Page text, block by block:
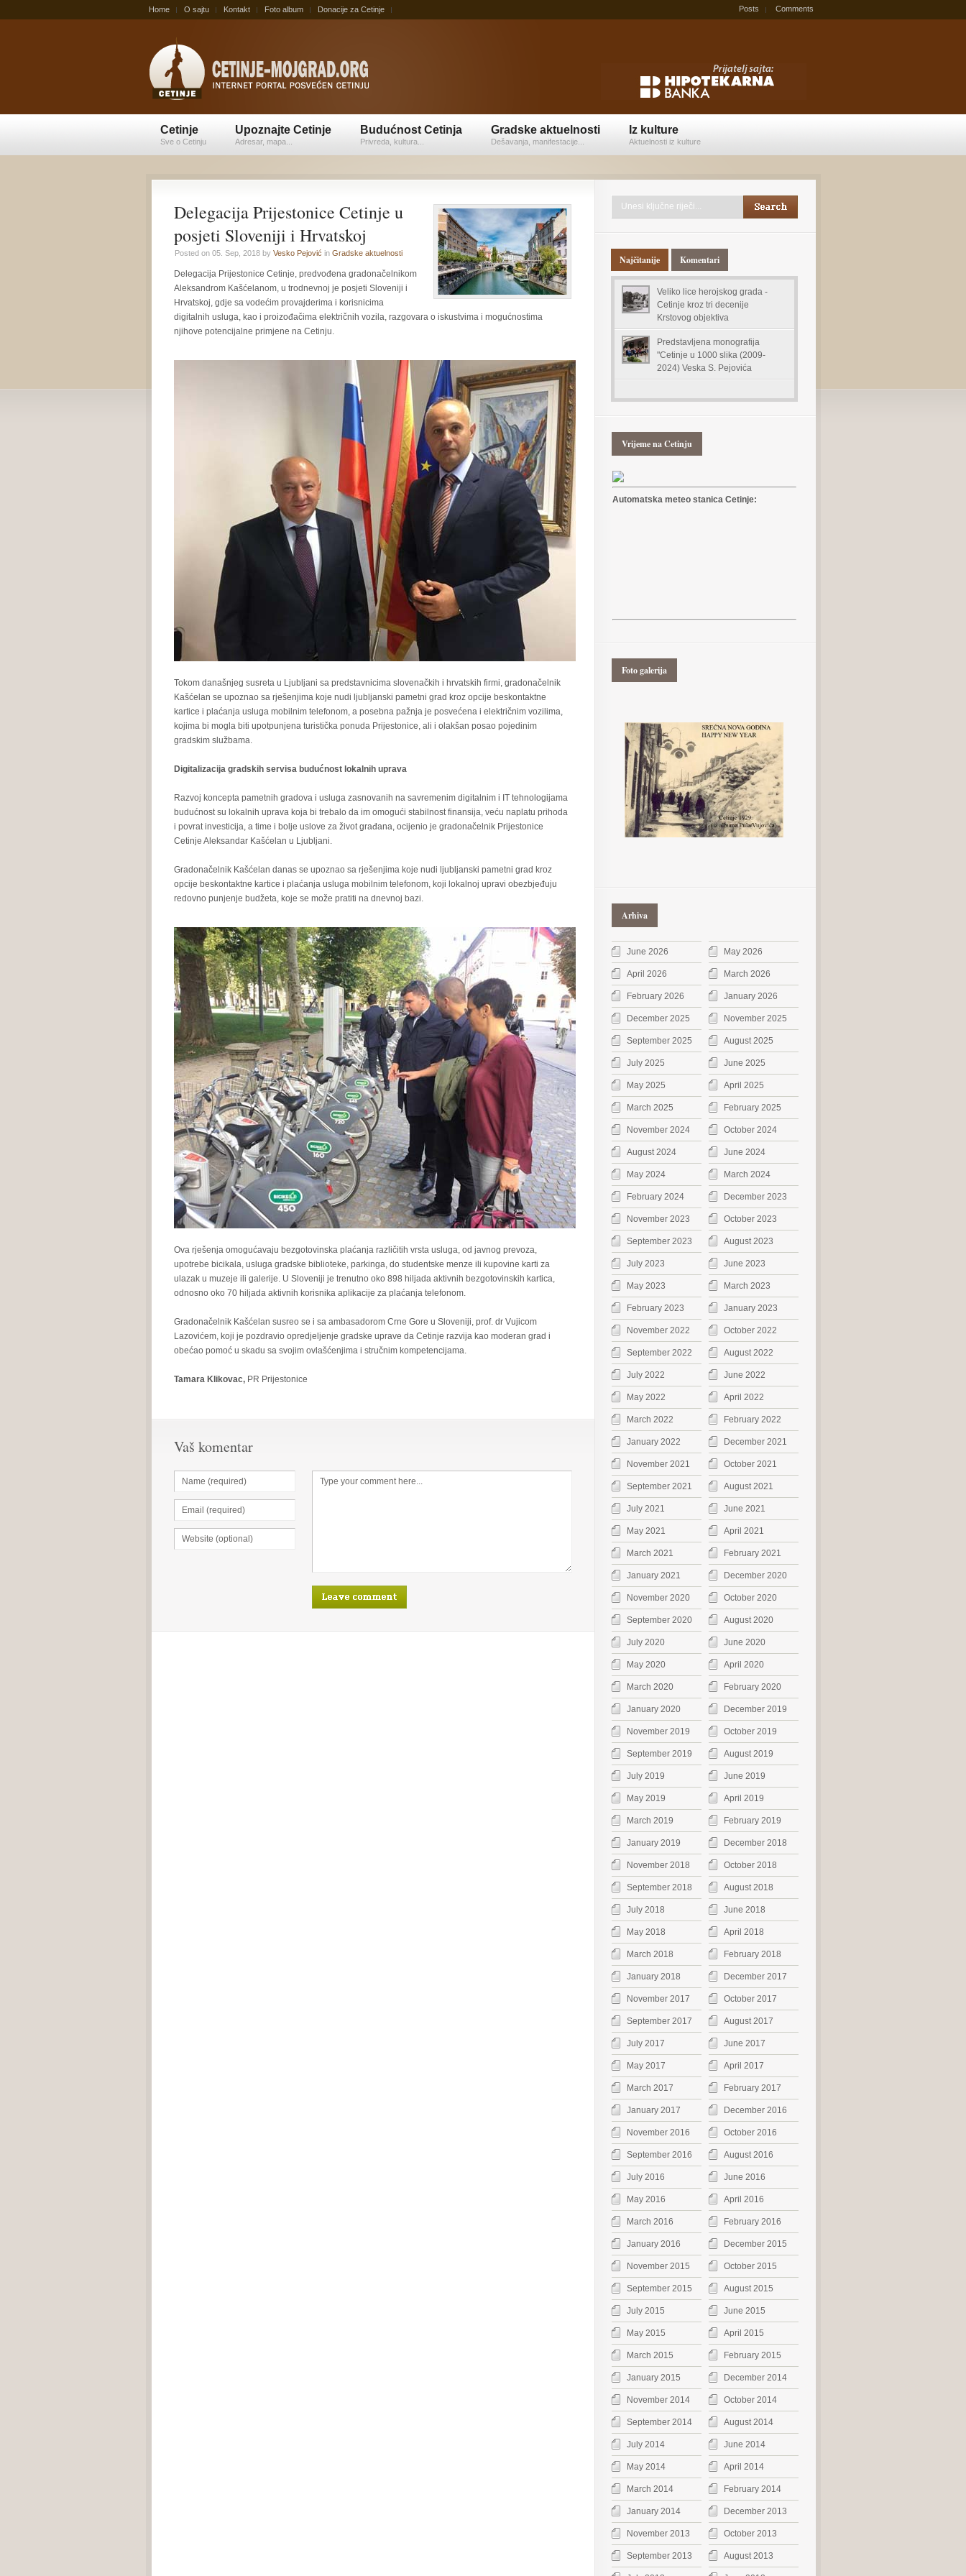
Home O sajtu Kontakt Foto album Donacije za Cetinje Posts Comments
Cetinje
Sve o Cetinju
Upoznajte Cetinje
Adresar, mapa...
Budućnost Cetinja
Privreda, kultura...
Gradske aktuelnosti
Dešavanja, manifestacije...
Iz kulture
Aktuelnosti iz kulture
Delegacija Prijestonice Cetinje u
posjeti Sloveniji i Hrvatskoj
Posted on 05. Sep, 2018 by Vesko Pejović in Gradske aktuelnosti
Delegacija Prijestonice Cetinje, predvođena gradonačelnikom
Aleksandrom Kašćelanom, u trodnevnoj je posjeti Sloveniji i
Hrvatskoj, gdje sa vodećim provajderima i korisnicima
digitalnih usluga, kao i proizođačima električnih vozila, razgovara o iskustvima i mogućnostima
njihove potencijalne primjene na Cetinju.
Tokom današnjeg susreta u Ljubljani sa predstavnicima slovenačkih i hrvatskih firmi, gradonačelnik
Kašćelan se upoznao sa rješenjima koje nudi ljubljanski pametni grad kroz opcije beskontaktne
kartice i plaćanja usluga mobilnim telefonom, a posebna pažnja je posvećena i električnim vozilima,
kojima bi mogla biti upotpunjena turistička ponuda Prijestonice, ali i olakšan posao pojedinim
gradskim službama.
Digitalizacija gradskih servisa budućnost lokalnih uprava
Razvoj koncepta pametnih gradova i usluga zasnovanih na savremenim digitalnim i IT tehnologijama
budućnost su lokalnih uprava koja bi trebalo da im omogući stabilnost finansija, veću naplatu prihoda
i povrat investicija, a time i bolje uslove za život građana, ocijenio je gradonačelnik Prijestonice
Cetinje Aleksandar Kašćelan u Ljubljani.
Gradonačelnik Kašćelan danas se upoznao sa rješenjima koje nudi ljubljanski pametni grad kroz
opcije beskontaktne kartice i plaćanja usluga mobilnim telefonom, koji lokalnoj upravi obezbjeđuju
redovno punjenje budžeta, koje se može pratiti na dnevnoj bazi.
Ova rješenja omogućavaju bezgotovinska plaćanja različitih vrsta usluga, od javnog prevoza,
upotrebe bicikala, usluga gradske biblioteke, parkinga, do studentske menze ili kupovine karti za
ulazak u muzeje ili galerije. U Sloveniji je trenutno oko 898 hiljada aktivnih bezgotovinskih kartica,
odnosno oko 70 hiljada aktivnih korisnika aplikacije za plaćanja telefonom.
Gradonačelnik Kašćelan susreo se i sa ambasadorom Crne Gore u Sloveniji, prof. dr Vujicom
Lazovićem, koji je pozdravio opredjeljenje gradske uprave da Cetinje razvija kao moderan grad i
obećao pomoć u skadu sa svojim ovlašćenjima i stručnim kompetencijama.
Tamara Klikovac,PR Prijestonice
Vaš komentar
Najčitanije Komentari
Veliko lice herojskog grada -
Cetinje kroz tri decenije
Krstovog objektiva
Predstavljena monografija
"Cetinje u 1000 slika (2009-
2024) Veska S. Pejovića
Vrijeme na Cetinju
Automatska meteo stanica Cetinje:
Foto galerija
Arhiva
June 2026 May 2026
April 2026 March 2026
February 2026 January 2026
December 2025 November 2025
September 2025 August 2025
July 2025 June 2025
May 2025 April 2025
March 2025 February 2025
November 2024 October 2024
August 2024 June 2024
May 2024 March 2024
February 2024 December 2023
November 2023 October 2023
September 2023 August 2023
July 2023 June 2023
May 2023 March 2023
February 2023 January 2023
November 2022 October 2022
September 2022 August 2022
July 2022 June 2022
May 2022 April 2022
March 2022 February 2022
January 2022 December 2021
November 2021 October 2021
September 2021 August 2021
July 2021 June 2021
May 2021 April 2021
March 2021 February 2021
January 2021 December 2020
November 2020 October 2020
September 2020 August 2020
July 2020 June 2020
May 2020 April 2020
March 2020 February 2020
January 2020 December 2019
November 2019 October 2019
September 2019 August 2019
July 2019 June 2019
May 2019 April 2019
March 2019 February 2019
January 2019 December 2018
November 2018 October 2018
September 2018 August 2018
July 2018 June 2018
May 2018 April 2018
March 2018 February 2018
January 2018 December 2017
November 2017 October 2017
September 2017 August 2017
July 2017 June 2017
May 2017 April 2017
March 2017 February 2017
January 2017 December 2016
November 2016 October 2016
September 2016 August 2016
July 2016 June 2016
May 2016 April 2016
March 2016 February 2016
January 2016 December 2015
November 2015 October 2015
September 2015 August 2015
July 2015 June 2015
May 2015 April 2015
March 2015 February 2015
January 2015 December 2014
November 2014 October 2014
September 2014 August 2014
July 2014 June 2014
May 2014 April 2014
March 2014 February 2014
January 2014 December 2013
November 2013 October 2013
September 2013 August 2013